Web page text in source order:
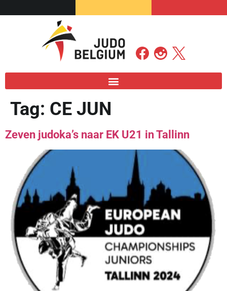
Tag: CE JUN
Zeven judoka’s naar EK U21 in Tallinn